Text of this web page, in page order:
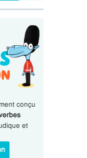
conçu
et